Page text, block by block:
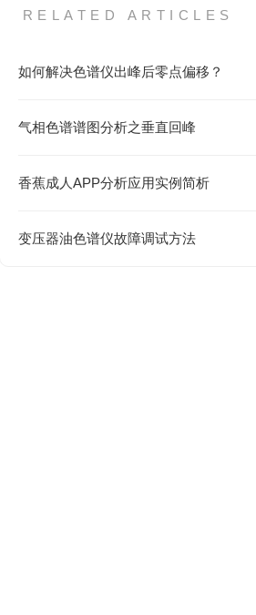
RELATED ARTICLES
如何解决色谱仪出峰后零点偏移？
气相色谱谱图分析之垂直回峰
香蕉成人APP分析应用实例简析
变压器油色谱仪故障调试方法